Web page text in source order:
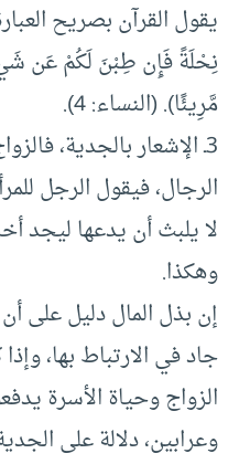
يقول القرآن بصريح
نِحْلَةً فَإِن طِبْنَ لَكُمْ عَن
مَّرِيئًا). (النساء: 4).
3ـ الإشعار بالجدية،
الرجال، فيقول الرجل
لا يلبث أن يدعها ليجد
وهكذا.
إن بذل المال دليل على
جاد في الارتباط بها،
الزواج وحياة الأسرة
وعرابين، دلالة على